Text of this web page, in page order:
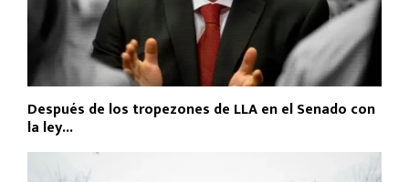
Después de los tropezones de LLA en el Senado con
la ley...